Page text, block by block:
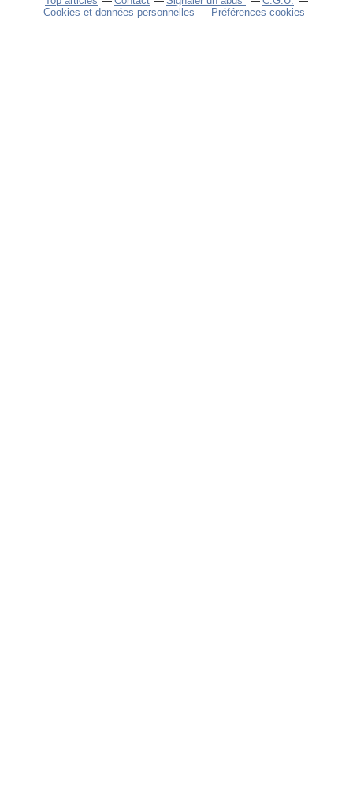
Cookies et données personnelles
Préférences cookies